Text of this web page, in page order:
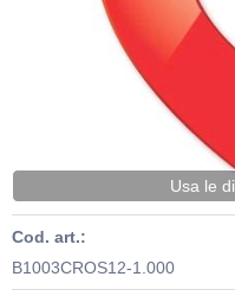
Usa le
Cod. art.:
B1003CROS12-1.000